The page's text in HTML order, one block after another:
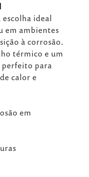
ideal
em ambientes
à corrosão.
térmico e um
perfeito para
calor e
em